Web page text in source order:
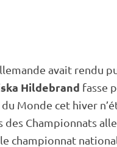
avait rendu
Hildebrand fasse
du Monde cet hiver
Championnats
championnat